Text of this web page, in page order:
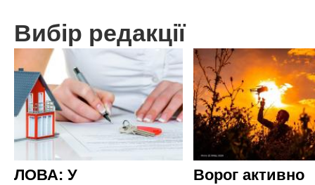
Вибір редакції
ЛОВА: У
Ворог активно